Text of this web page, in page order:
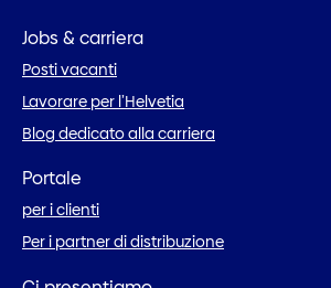
Jobs & carriera
Posti vacanti
Lavorare per l’Helvetia
Blog dedicato alla carriera
Portale
per i clienti
Per i partner di distribuzione